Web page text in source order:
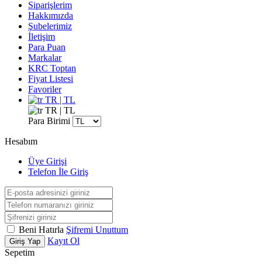
Siparişlerim
Hakkımızda
Şubelerimiz
İletişim
Para Puan
Markalar
KRC Toptan
Fiyat Listesi
Favoriler
TR | TL
TR | TL
Para Birimi
Hesabım
Üye Girişi
Telefon İle Giriş
Beni Hatırla Şifremi Unuttum
Giriş Yap
Kayıt Ol
Sepetim